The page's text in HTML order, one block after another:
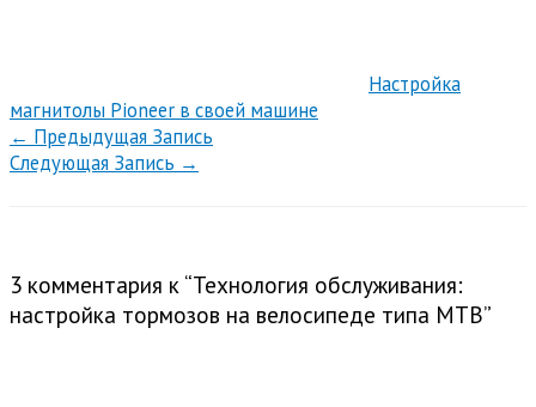
Настройка
магнитолы Pioneer в своей машине
← Предыдущая Запись
Следующая Запись →
3 комментария к “Технология обслуживания:
настройка тормозов на велосипеде типа MTB”